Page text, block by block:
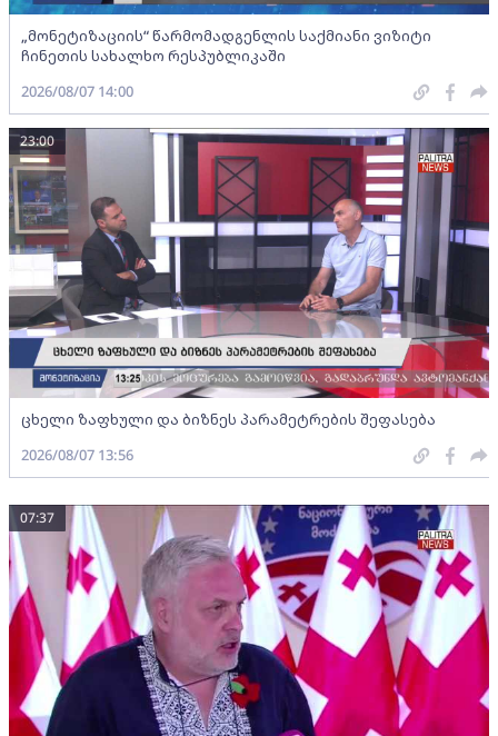
„მონეტიზაციის“ წარმომადგენლის საქმიანი ვიზიტი
ჩინეთის სახალხო რესპუბლიკაში
2026/08/07 14:00
ცხელი ზაფხული და ბიზნეს პარამეტრების შეფასება
23:00
2026/08/07 13:56
07:37